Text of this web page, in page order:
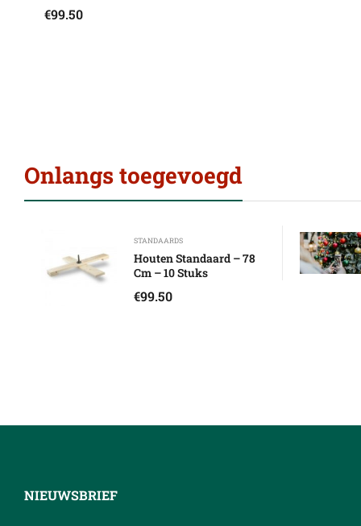
€99.50
Onlangs toegevoegd
STANDAARDS
Houten Standaard – 78
Cm – 10 Stuks
€99.50
NIEUWSBRIEF